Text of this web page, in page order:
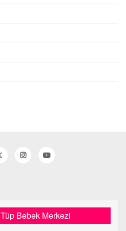
Tüp Bebek Merkezi